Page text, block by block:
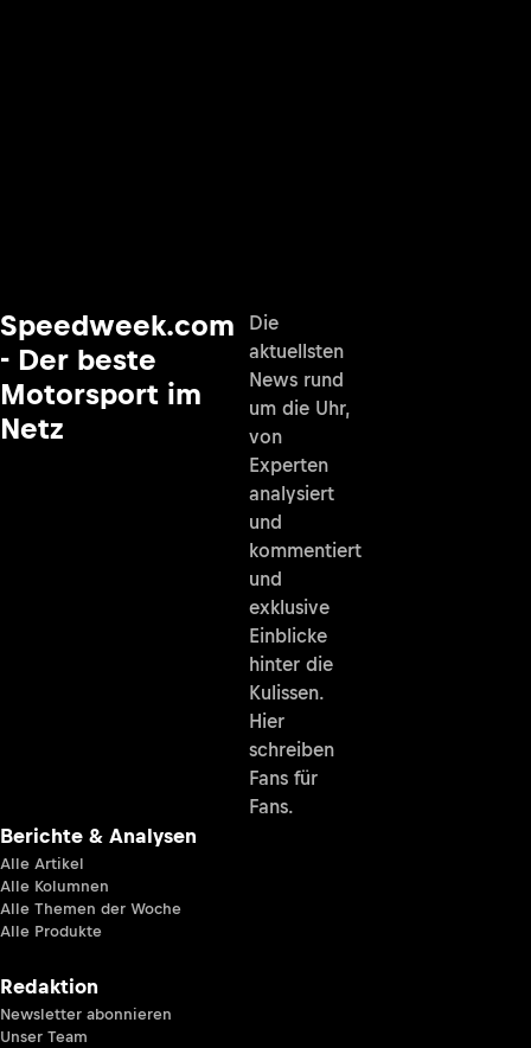
Speedweek.com
- Der beste
Motorsport im
Netz
Die
aktuellsten
News rund
um die Uhr,
von
Experten
analysiert
und
kommentiert
und
exklusive
Einblicke
hinter die
Kulissen.
Hier
schreiben
Fans für
Fans.
Berichte & Analysen
Alle Artikel
Alle Kolumnen
Alle Themen der Woche
Alle Produkte
Redaktion
Newsletter abonnieren
Unser Team